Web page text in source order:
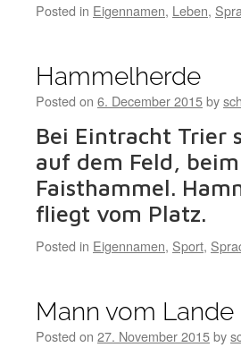
Posted in Eigennamen, Leben,
Hammelherde
Posted on 6. December 2015by
Bei Eintracht Trier
auf dem Feld,
Faisthammel.
fliegt vom Platz.
Posted in Eigennamen, Sport,
Mann vom Lande
Posted on 27. November 2015by